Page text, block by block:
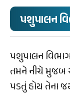
પશુપાલન
પશુપાલન વિભાગ
તમને નીચે મુજબ
પડતું હોય તેના